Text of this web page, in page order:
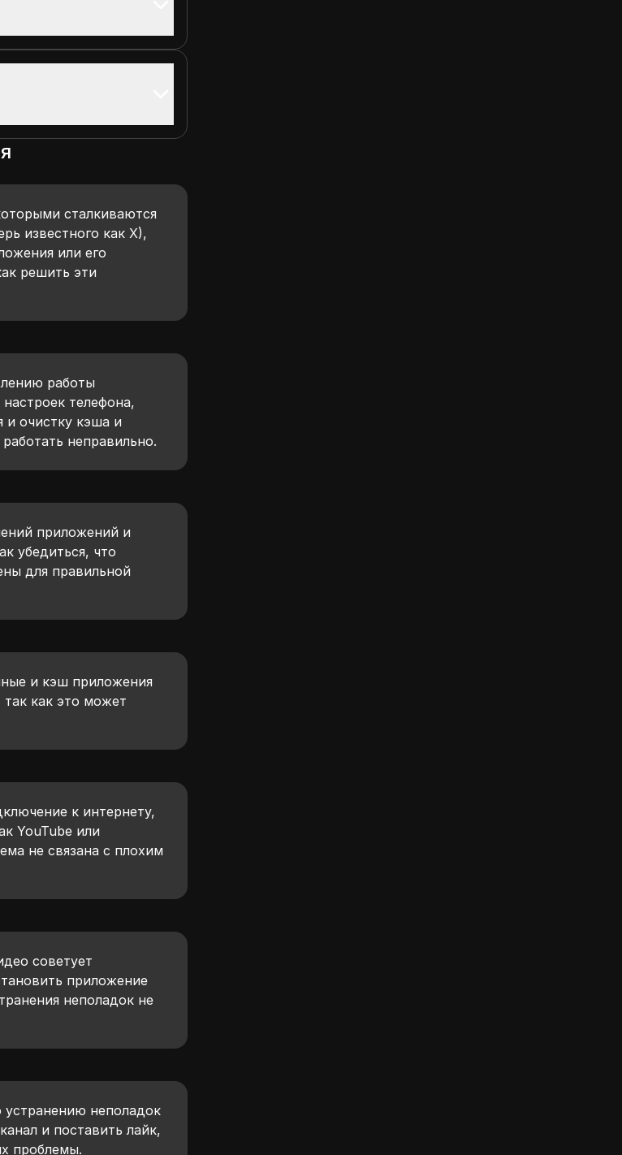
сталкиваются
известного как X),
или его
решить эти
работы
телефона,
и очистку кэша и
неправильно.
приложений и
убедиться, что
для правильной
и кэш приложения
как это может
к интернету,
YouTube или
не связана с плохим
советует
приложение
неполадок не
устранению неполадок
и поставить лайк,
проблемы.